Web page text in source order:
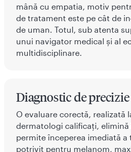
mână cu empatia, motiv
de tratament este pe cât de
de uman. Totul, sub atenta
unui navigator medical și al
multidisciplinare.
Diagnostic de precizie
O evaluare corectă, realizată
dermatologi calificați,
permite începerea imediată
potrivit pentru melanom,